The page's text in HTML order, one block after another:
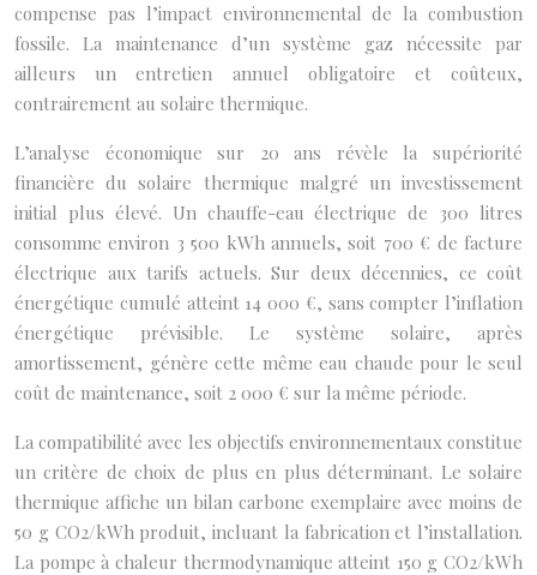
compense pas l’impact environnemental de la combustion
fossile. La maintenance d’un système gaz nécessite par
ailleurs un entretien annuel obligatoire et coûteux,
contrairement au solaire thermique.
L’analyse économique sur 20 ans révèle la supériorité
financière du solaire thermique malgré un investissement
initial plus élevé. Un chauffe-eau électrique de 300 litres
consomme environ 3 500 kWh annuels, soit 700 € de facture
électrique aux tarifs actuels. Sur deux décennies, ce coût
énergétique cumulé atteint 14 000 €, sans compter l’inflation
énergétique prévisible. Le système solaire, après
amortissement, génère cette même eau chaude pour le seul
coût de maintenance, soit 2 000 € sur la même période.
La compatibilité avec les objectifs environnementaux constitue
un critère de choix de plus en plus déterminant. Le solaire
thermique affiche un bilan carbone exemplaire avec moins de
50 g CO2/kWh produit, incluant la fabrication et l’installation.
La pompe à chaleur thermodynamique atteint 150 g CO2/kWh